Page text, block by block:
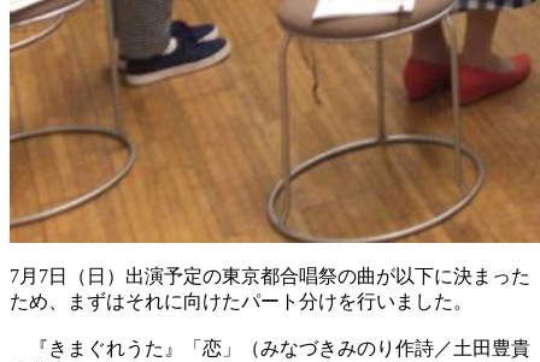
7月7日（日）出演予定の東京都合唱祭の曲が以下に決まった
ため、まずはそれに向けたパート分けを行いました。
『きまぐれうた』「恋」（みなづきみのり作詩／土田豊貴